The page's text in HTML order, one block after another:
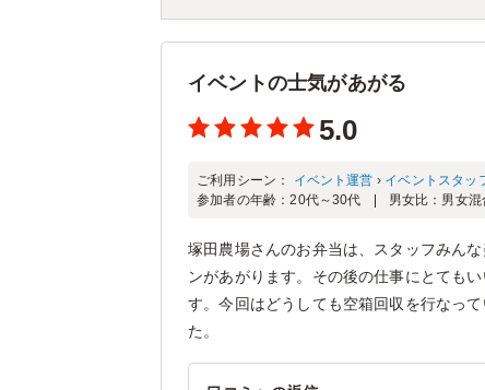
イベントの士気があがる
5.0
ご利用シーン： イベント運営 › イベントスタッ
参加者の年齢：20代～30代 男女比： 男女混
塚田農場さんのお弁当は、スタッフみん
ンがあがります。その後の仕事にとても
す。今回はどうしても空箱回収を行なっ
た。